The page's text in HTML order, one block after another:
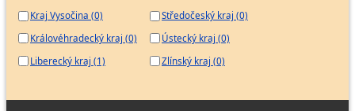
Kraj Vysočina (0)
Královéhradecký kraj (0)
Liberecký kraj (1)
Středočeský kraj (0)
Ústecký kraj (0)
Zlínský kraj (0)